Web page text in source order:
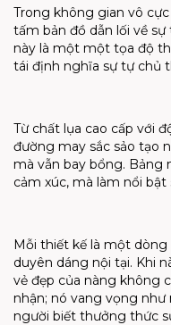
Trong không gian vô
tấm bản đồ dẫn lối về
này là một một tọa độ
tái định nghĩa sự tự chủ
Từ chất lụa cao cấp với
đường may sắc sảo tạo
mà vẫn bay bổng. Bảng
cảm xúc, mà làm nổi
Mỗi thiết kế là một dòng
duyên dáng nội tại. Khi
vẻ đẹp của nàng không
nhận; nó vang vọng
người biết thưởng thức